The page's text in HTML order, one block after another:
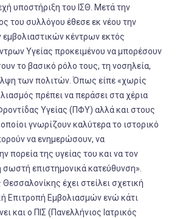
υποστήριξη του ΙΣΘ. Μετά την
του συλλόγου έθεσε εκ νέου την
κέντρων εκτός
Υγείας προκειμένου να μπορέσουν
το βασικό ρόλο τους, τη νοσηλεία,
των πολιτών. Όπως είπε«χωρίς
πρέπει να περάσει στα χέρια
Υγείας (ΠΦΥ) αλλά και στους
γνωρίζουν καλύτερα το ιστορικό
να ενημερώσουν, να
πορεία της υγείας του και να τον
επιστημονικά κατεύθυνση».
έχει στείλει σχετική
Επιτροπή Εμβολιασμών ενώ κάτι
και ο ΠΙΣ (Πανελλήνιος Ιατρικός